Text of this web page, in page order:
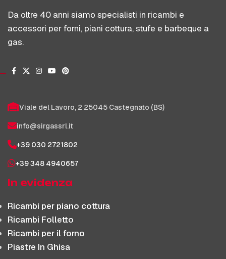
Da oltre 40 anni siamo specialisti in ricambi e
accessori per forni, piani cottura, stufe e barbeque a
gas.
Viale del Lavoro, 2 25045 Castegnato (BS)
info@sirgassrl.it
+39 030 2721802
+39 348 4940657
In evidenza
Ricambi per piano cottura
Ricambi Folletto
Ricambi per il forno
Piastre In Ghisa